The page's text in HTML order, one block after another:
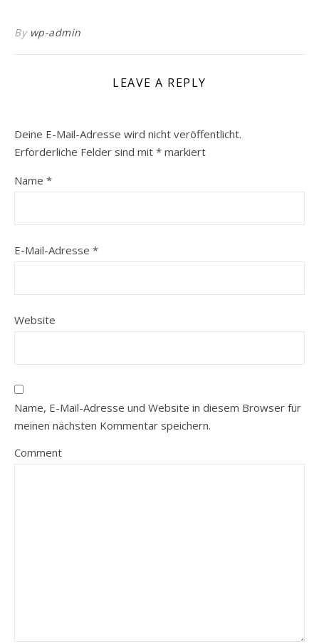
By wp-admin
LEAVE A REPLY
Deine E-Mail-Adresse wird nicht veröffentlicht.
Erforderliche Felder sind mit * markiert
Name *
E-Mail-Adresse *
Website
Name, E-Mail-Adresse und Website in diesem Browser für
meinen nächsten Kommentar speichern.
Comment